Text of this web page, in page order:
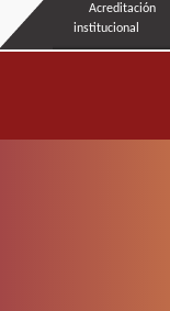
Acreditación
institucional